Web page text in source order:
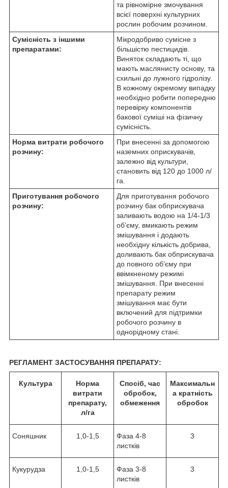
та рівномірне змочування
всієї поверхні культурних
рослин робочим розчином.
Сумісність з іншими
препаратами:
Мікродобриво сумісне з
більшістю пестицидів.
Виняток складають ті, що
мають маслянисту основу, та
схильні до лужного гідролізу.
В кожному окремому випадку
необхідно робити попередню
перевірку компонентів
бакової суміші на фізичну
сумісність.
Норма витрати робочого
розчину:
При внесенні за допомогою
наземних оприскувачів,
залежно від культури,
становить від 120 до 1000 л/
га.
Приготування робочого
розчину:
Для приготування робочого
розчину бак обприскувача
заливають водою на 1/4-1/3
об’єму, вмикають режим
змішування і додають
необхідну кількість добрива,
доливають бак обприскувача
до повного об’єму при
ввімкненому режимі
змішування. При внесенні
препарату режим
змішування має бути
включений для підтримки
робочого розчину в
однорідному стані.
РЕГЛАМЕНТ ЗАСТОСУВАННЯ ПРЕПАРАТУ:
Культура
Норма
витрати
препарату,
л/га
Спосіб, час
обробок,
обмеження
Максимальн
а кратність
обробок
Соняшник 1,0-1,5
Фаза 4-8
листків
3
Кукурудза 1,0-1,5
Фаза 3-8
листків
3